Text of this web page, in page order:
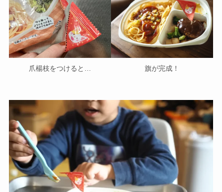
爪楊枝をつけると… 旗が完成！